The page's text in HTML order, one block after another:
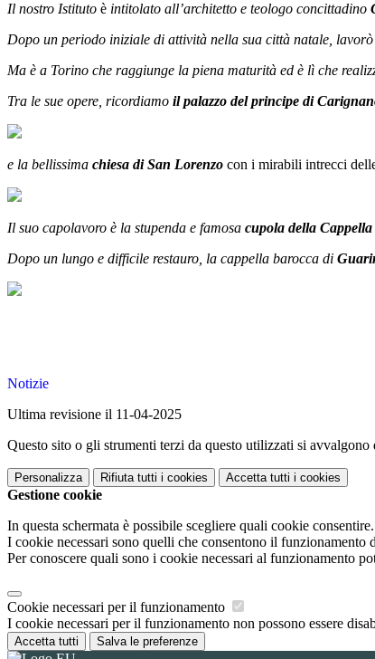
Il nostro Istituto è intitolato all’architetto e teologo concittadino
Dopo un periodo iniziale di attività nella sua città natale,
Ma è a Torino che raggiunge la piena maturità ed è lì che
Tra le sue opere, ricordiamo il palazzo del principe di
e la bellissima chiesa di San Lorenzo con i mirabili intrecci
Il suo capolavoro è la stupenda e famosa cupola della
Dopo un lungo e difficile restauro, la cappella barocca di
Notizie
Ultima revisione il 11-04-2025
Questo sito o gli strumenti terzi da questo utilizzati si
Personalizza Rifiuta tutti i cookies Accetta tutti i cookies
Gestione cookie
In questa schermata è possibile scegliere quali cookie consentire.
I cookie necessari sono quelli che consentono il funzionamento
Per conoscere quali sono i cookie necessari al funzionamento
Cookie necessari per il funzionamento
I cookie necessari per il funzionamento non possono essere
Accetta tutti Salva le preferenze